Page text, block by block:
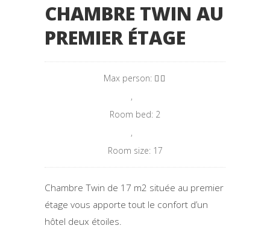
CHAMBRE TWIN AU
PREMIER ÉTAGE
Max person:
,
Room bed: 2
,
Room size: 17
Chambre Twin de 17 m2 située au premier
étage vous apporte tout le confort d’un
hôtel deux étoiles.